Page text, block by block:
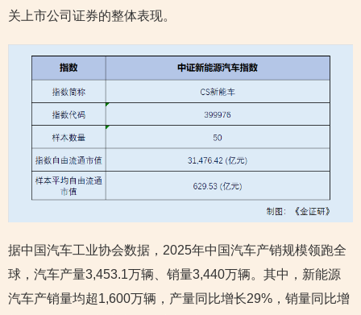
关上市公司证券的整体表现。
据中国汽车工业协会数据，2025年中国汽车产销规模领跑全
球，汽车产量3,453.1万辆、销量3,440万辆。其中，新能源
汽车产销量均超1,600万辆，产量同比增长29%，销量同比增